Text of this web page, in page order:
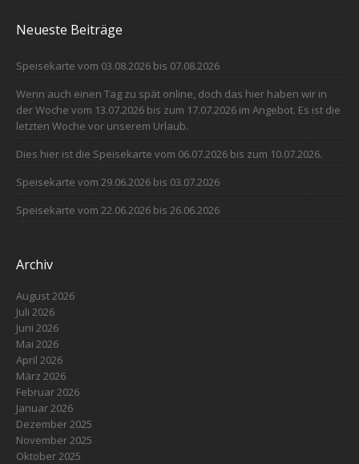
Neueste Beiträge
Speisekarte vom 03.08.2026 bis 07.08.2026
Wenn auch einen Tag zu spät online, doch das hier haben wir in
der Woche vom 13.07.2026 bis zum 17.07.2026 im Angebot. Es ist die
letzten Woche vor unserem Urlaub.
Dies hier ist die Speisekarte vom 06.07.2026 bis zum 10.07.2026.
Speisekarte vom 29.06.2026 bis 03.07.2026
Speisekarte vom 22.06.2026 bis 26.06.2026
Archiv
August 2026
Juli 2026
Juni 2026
Mai 2026
April 2026
März 2026
Februar 2026
Januar 2026
Dezember 2025
November 2025
Oktober 2025